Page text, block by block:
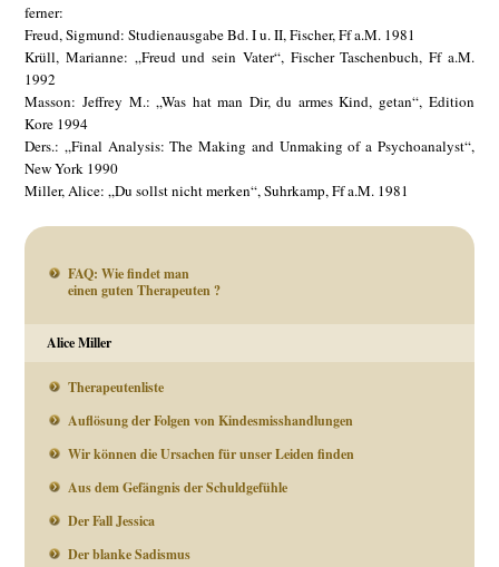
ferner:
Freud, Sigmund: Studienausgabe Bd. I u. II, Fischer, Ff a.M. 1981
Krüll, Marianne: „Freud und sein Vater“, Fischer Taschenbuch, Ff a.M.
1992
Masson: Jeffrey M.: „Was hat man Dir, du armes Kind, getan“, Edition
Kore 1994
Ders.: „Final Analysis: The Making and Unmaking of a Psychoanalyst“,
New York 1990
Miller, Alice: „Du sollst nicht merken“, Suhrkamp, Ff a.M. 1981
FAQ: Wie findet man
einen guten Therapeuten ?
Alice Miller
Therapeutenliste
Auflösung der Folgen von Kindesmisshandlungen
Wir können die Ursachen für unser Leiden finden
Aus dem Gefängnis der Schuldgefühle
Der Fall Jessica
Der blanke Sadismus